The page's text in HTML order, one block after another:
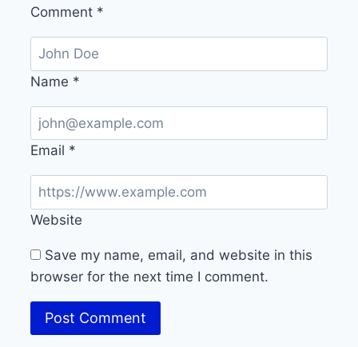
Comment *
Name *
Email *
Website
Save my name, email, and website in this
browser for the next time I comment.